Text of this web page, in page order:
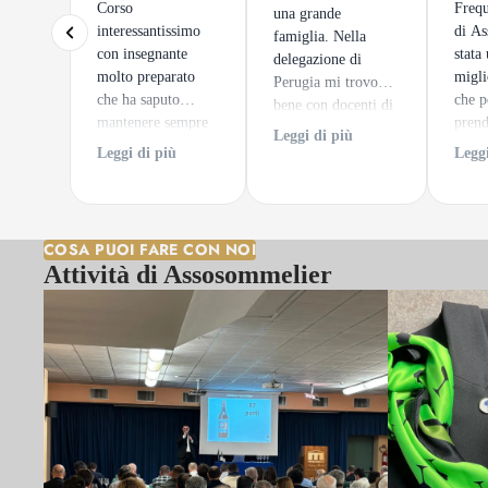
Corso
interessantissimo
con insegnante
molto preparato
che ha saputo
mantenere sempre
alto l'interesse dei
Leggi di più
una grande
famiglia. Nella
delegazione di
Perugia mi trovo
bene con docenti di
alto spessore ed un
Leggi di più
di
stata
che
tratta
ed
COSA PUOI FARE CON NOI
Attività di Assosommelier